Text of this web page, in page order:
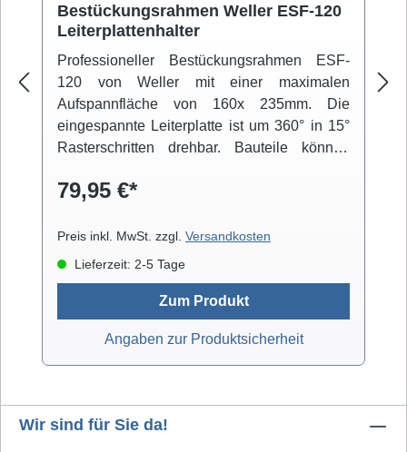
Bestückungsrahmen Weller ESF-120
Leiterplattenhalter
Professioneller Bestückungsrahmen ESF-
120 von Weller mit einer maximalen
Aufspannfläche von 160x 235mm. Die
eingespannte Leiterplatte ist um 360° in 15°
Rasterschritten drehbar. Bauteile können
Der niedrige Schwerpunkt der Konstruktion
einen rutschfesten Stand.
79,95 €*
Preis inkl. MwSt. zzgl. Versandkosten
Lieferzeit: 2-5 Tage
Zum Produkt
Angaben zur Produktsicherheit
Wir sind für Sie da!